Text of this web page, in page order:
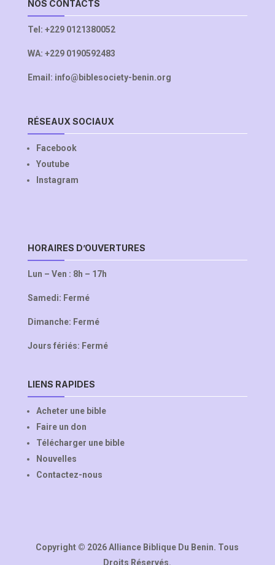
NOS CONTACTS
Tel: +229 0121380052
WA: +229 0190592483
Email: info@biblesociety-benin.org
RÉSEAUX SOCIAUX
Facebook
Youtube
Instagram
HORAIRES D’OUVERTURES
Lun – Ven : 8h – 17h
Samedi: Fermé
Dimanche: Fermé
Jours fériés: Fermé
LIENS RAPIDES
Acheter une bible
Faire un don
Télécharger une bible
Nouvelles
Contactez-nous
Copyright © 2026 Alliance Biblique Du Benin. Tous
Droits Réservés.